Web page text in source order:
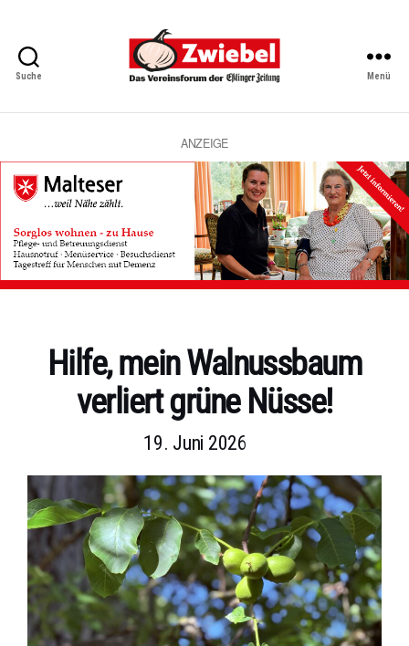
Suche
Vereinsforum
Eßlinger
Zeitung
Menü
ANZEIGE
KategorienHilfe, mein Walnussbaum
verliert grüne Nüsse!
19. Juni 2026